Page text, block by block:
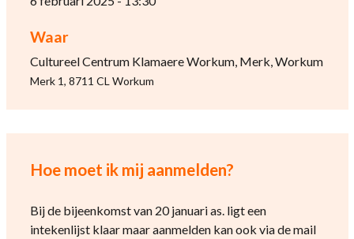
Waar
Cultureel Centrum Klamaere Workum, Merk, Workum
Merk 1, 8711 CL Workum
Hoe moet ik mij aanmelden?
Bij de bijeenkomst van 20 januari as. ligt een
intekenlijst klaar maar aanmelden kan ook via de mail